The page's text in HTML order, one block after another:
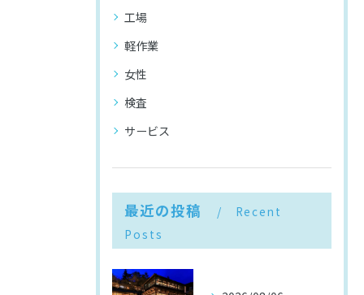
工場
軽作業
女性
検査
サービス
最近の投稿
Recent
Posts